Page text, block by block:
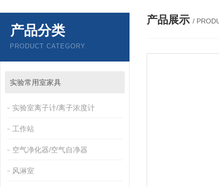
产品分类
PRODUCT CATEGORY
实验常用室家具
实验室离子计/离子浓度计
工作站
空气净化器/空气自净器
风淋室
产品展示 /